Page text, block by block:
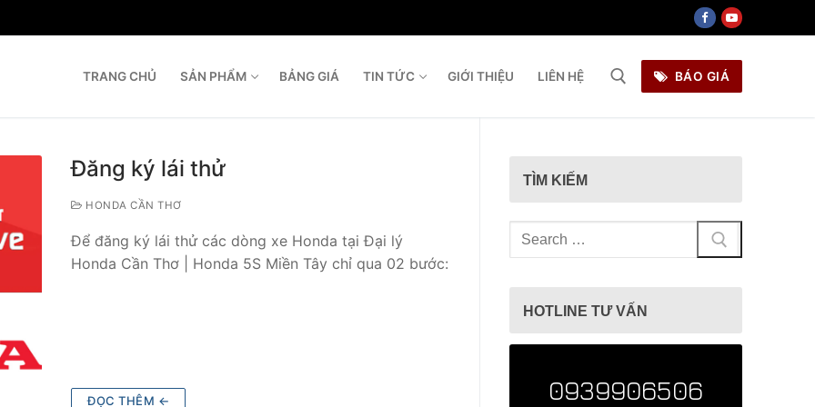
TRANG CHỦ SẢN PHẨM BẢNG GIÁ TIN TỨC GIỚI THIỆU LIÊN HỆ BÁO GIÁ
Đăng ký lái thử
HONDA CẦN THƠ
Để đăng ký lái thử các dòng xe Honda tại Đại lý
Honda Cần Thơ | Honda 5S Miền Tây chỉ qua 02 bước:
ĐỌC THÊM ←
TÌM KIẾM
Tìm
kiếm
HOTLINE TƯ VẤN
0939906506